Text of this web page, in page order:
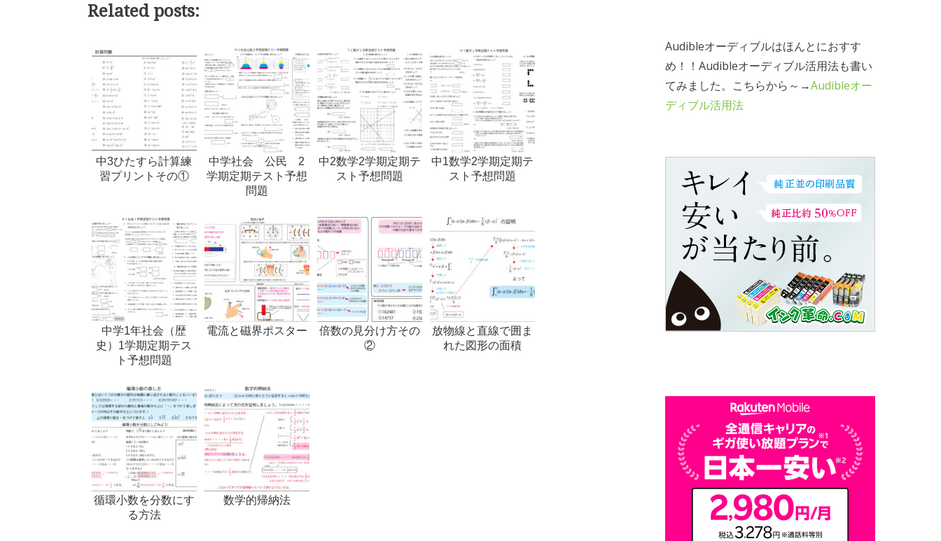
Related posts:
中3ひたすら計算練
習プリントその①
中学社会 公民 2
学期定期テスト予想
問題
中2数学2学期定期テ
スト予想問題
中1数学2学期定期テ
スト予想問題
中学1年社会（歴
史）1学期定期テス
ト予想問題
電流と磁界ポスター
倍数の見分け方その
②
放物線と直線で囲ま
れた図形の面積
循環小数を分数にす
る方法
数学的帰納法
Audibleオーディブルはほんとにおすす
め！！Audibleオーディブル活用法も書い
てみました。こちらから～→Audibleオー
ディブル活用法